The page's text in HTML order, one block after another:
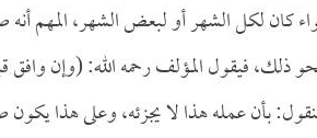
كان لكل الشهر أو لبعض الشهر، المهم
فيقول المؤلف رحمه الله: (وإن وافق
فنقول: بأن عمله هذا لا يجزئه، وعلى هذا